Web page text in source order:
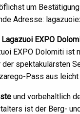
um
Adresse:
EXPO
EXPO Dolomiti ist
spektakulärsten
Pass aus leicht
und vorbehaltlich
ist der Berg-